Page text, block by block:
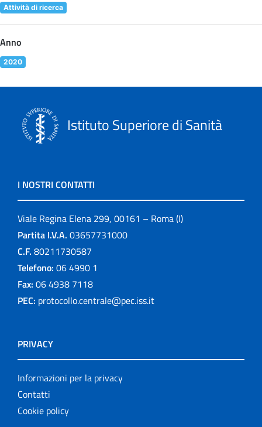
Attività di ricerca
Anno
2020
Istituto Superiore di Sanità
I NOSTRI CONTATTI
Viale Regina Elena 299, 00161 – Roma (I)
Partita I.V.A. 03657731000
C.F. 80211730587
Telefono: 06 4990 1
Fax: 06 4938 7118
PEC: protocollo.centrale@pec.iss.it
PRIVACY
Informazioni per la privacy
Contatti
Cookie policy